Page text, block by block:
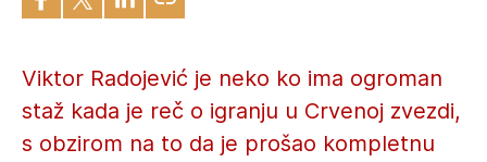
Viktor Radojević je neko ko ima ogroman
staž kada je reč o igranju u Crvenoj zvezdi,
s obzirom na to da je prošao kompletnu